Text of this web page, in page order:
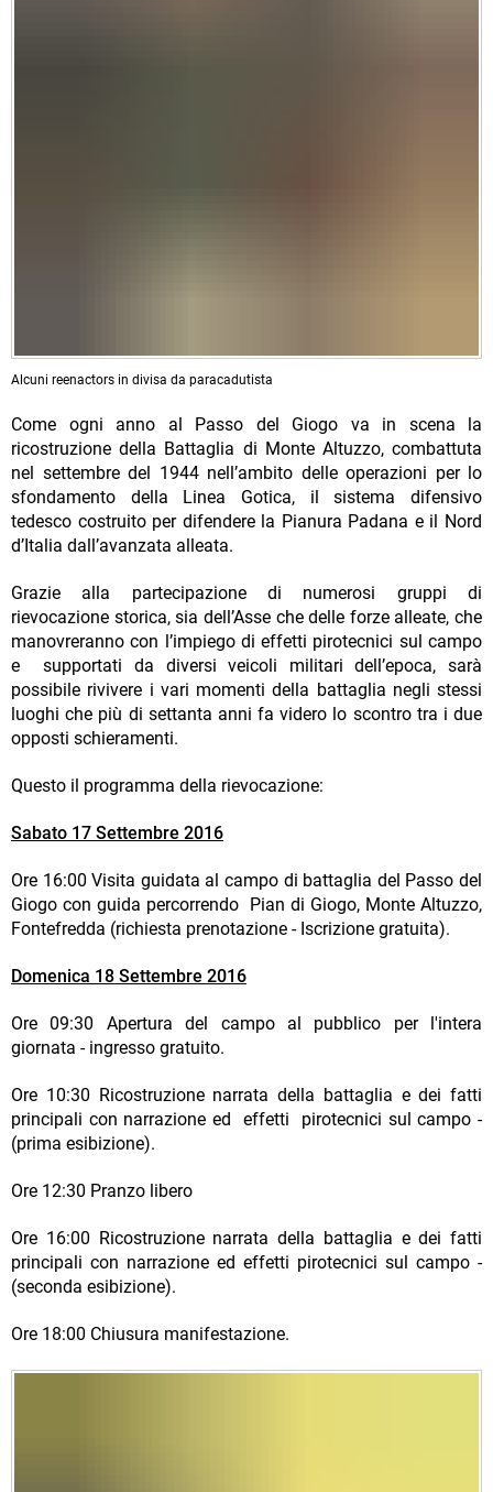
Alcuni reenactors in divisa da paracadutista
Come ogni anno al Passo del Giogo va in scena la
ricostruzione della Battaglia di Monte Altuzzo, combattuta
nel settembre del 1944 nell’ambito delle operazioni per lo
sfondamento della Linea Gotica, il sistema difensivo
tedesco costruito per difendere la Pianura Padana e il Nord
d’Italia dall’avanzata alleata.
Grazie alla partecipazione di numerosi gruppi di
rievocazione storica, sia dell’Asse che delle forze alleate, che
manovreranno con l’impiego di effetti pirotecnici sul campo
e supportati da diversi veicoli militari dell’epoca, sarà
possibile rivivere i vari momenti della battaglia negli stessi
luoghi che più di settanta anni fa videro lo scontro tra i due
opposti schieramenti.
Questo il programma della rievocazione:
Sabato 17 Settembre 2016
Ore 16:00 Visita guidata al campo di battaglia del Passo del
Giogo con guida percorrendo Pian di Giogo, Monte Altuzzo,
Fontefredda (richiesta prenotazione - Iscrizione gratuita).
Domenica 18 Settembre 2016
Ore 09:30 Apertura del campo al pubblico per l'intera
giornata - ingresso gratuito.
Ore 10:30 Ricostruzione narrata della battaglia e dei fatti
principali con narrazione ed effetti pirotecnici sul campo -
(prima esibizione).
Ore 12:30 Pranzo libero
Ore 16:00 Ricostruzione narrata della battaglia e dei fatti
principali con narrazione ed effetti pirotecnici sul campo -
(seconda esibizione).
Ore 18:00 Chiusura manifestazione.